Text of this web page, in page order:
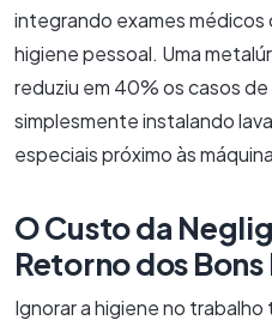
integrando exames
higiene pessoal. Uma
reduziu em 40% os casos
simplesmente instalando
especiais próximo às
O Custo da
Retorno dos
Ignorar a higiene no